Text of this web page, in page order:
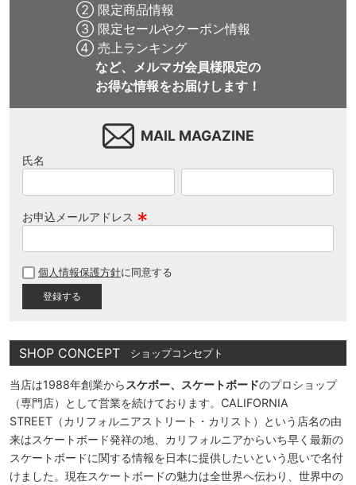
② 限定商品情報
③ 限定セールやクーポン情報
④ 売上ランキング
など、メルマガ会員様限定の
お得な情報をお届けします！
MAIL MAGAZINE
氏名
お申込メールアドレス
須
個人情報保護方針に同意する
SHOP CONCEPT ショップコンセプト
当店は1988年創業から スケボー、スケートボードのプロショップ
（専門店）として営業を続けております。CALIFORNIA
STREET（カリフォルニアストリート・カリスト）という店名の由
来はスケートボード発祥の地、カリフォルニアからいち早く最新の
スケートボードに関する情報を日本に提供したいという思いで名付
けました。現在スケートボードの魅力は全世界へ伝わり、世界中の